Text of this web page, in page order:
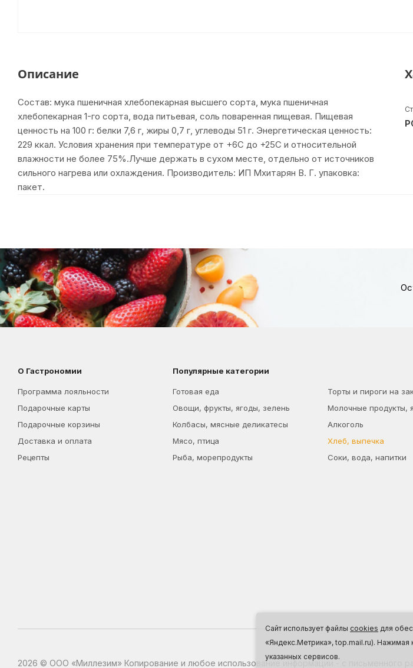
Сайт использует файлыcookies для
«Яндекс.Метрика», top.mail.ru). Нажимая
указанных сервисов.
Описание
Состав: мука пшеничная хлебопекарная высшего сорта, мука пшеничная
хлебопекарная 1-го сорта, вода питьевая, соль поваренная пищевая. Пищевая
ценность на 100 г: белки 7,6 г, жиры 0,7 г, углеводы 51 г. Энергетическая ценность:
229 ккал. Условия хранения при температуре от +6C до +25C и относительной
влажности не более 75%.Лучше держать в сухом месте, отдельно от источников
сильного нагрева или охлаждения. Производитель: ИП Мхитарян В. Г. упаковка:
пакет.
О Гастрономии
Программа лояльности
Подарочные карты
Подарочные корзины
Доставка и оплата
Рецепты
Популярные категории
Готовая еда
Овощи, фрукты, ягоды, зелень
Колбасы, мясные деликатесы
Мясо, птица
Рыба, морепродукты
Торты и пироги на
Молочные продукты,
Алкоголь
Хлеб, выпечка
Соки, вода, напитки
2026 © ООО «Миллезим» Копирование и любое использование информации - с письменного